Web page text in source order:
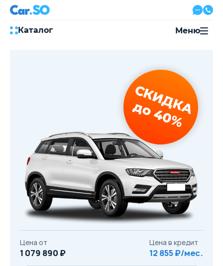
Каталог
8 800 500-03-23
с 08:00 по 20:00, без выходных
Привольная улица, 2, к5
Перезвоните мне
Меню
СКИДКА
до 40%
Цена от
1 079 890 ₽
Цена в кредит
12 855 ₽/мес.